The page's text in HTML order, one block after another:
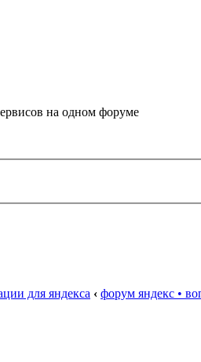
на одном форуме
для яндекса ‹ форум яндекс •